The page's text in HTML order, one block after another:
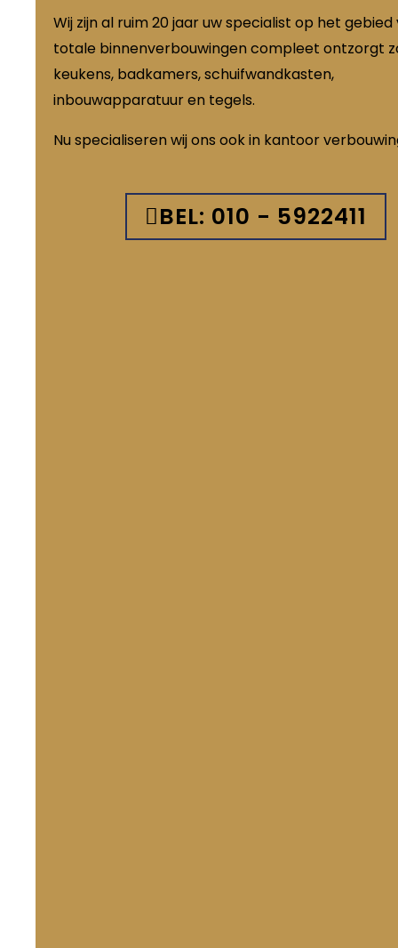
Wij zijn al ruim 20 jaar uw specialist op het gebied
totale binnenverbouwingen compleet ontzorgt
keukens, badkamers, schuifwandkasten,
inbouwapparatuur en tegels.
Nu specialiseren wij ons ook in kantoor
BEL: 010 - 5922411